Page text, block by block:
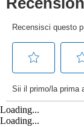
Loading...
Loading...